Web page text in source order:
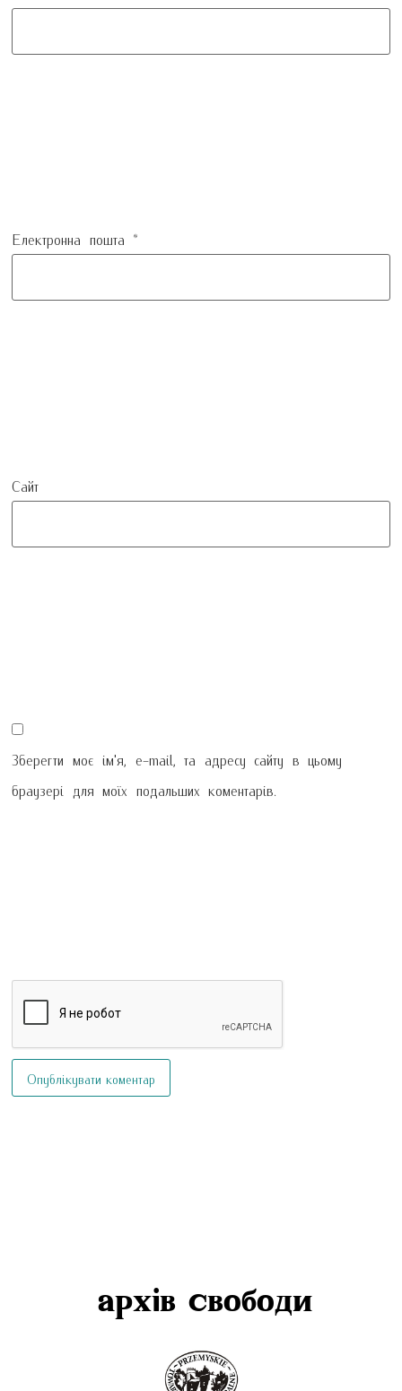
Електронна пошта *
Сайт
Зберегти моє ім'я, e-mail, та адресу сайту в цьому
браузері для моїх подальших коментарів.
архів свободи